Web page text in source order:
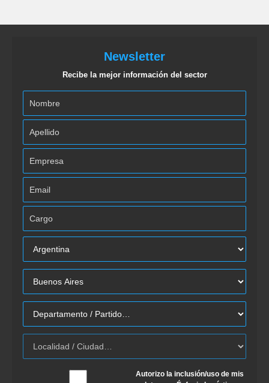
Newsletter
Recibe la mejor información del sector
Autorizo la inclusión/uso de mis